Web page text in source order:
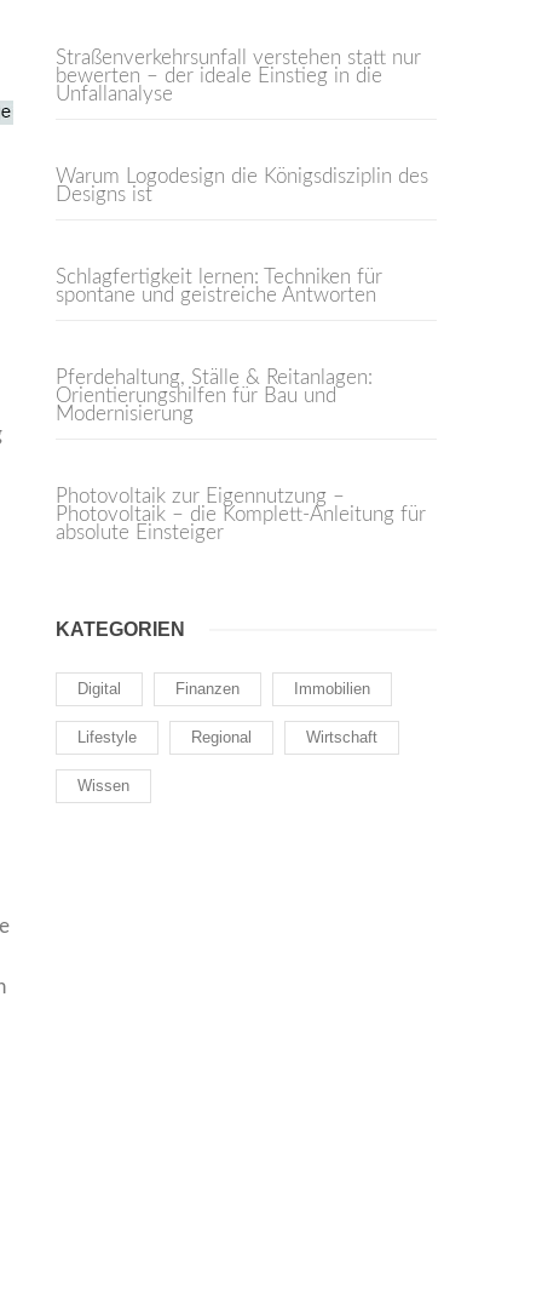
Straßenverkehrsunfall verstehen statt nur
bewerten – der ideale Einstieg in die
Unfallanalyse
Warum Logodesign die Königsdisziplin des
Designs ist
Schlagfertigkeit lernen: Techniken für
spontane und geistreiche Antworten
Pferdehaltung, Ställe & Reitanlagen:
Orientierungshilfen für Bau und
Modernisierung
Photovoltaik zur Eigennutzung –
Photovoltaik – die Komplett-Anleitung für
absolute Einsteiger
KATEGORIEN
Digital Finanzen Immobilien
Lifestyle Regional Wirtschaft
Wissen